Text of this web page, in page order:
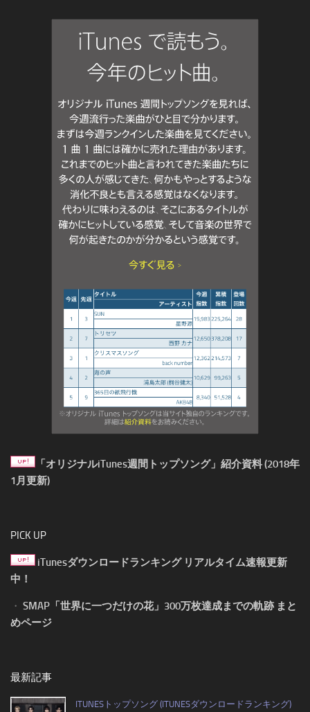
「オリジナルiTunes週間トップソング」紹介資料 (2018年
1月更新)
PICK UP
iTunesダウンロードランキング リアルタイム速報更新
中！
・ SMAP「世界に一つだけの花」300万枚達成までの軌跡 まと
めページ
最新記事
ITUNESトップソング (ITUNESダウンロードランキング)